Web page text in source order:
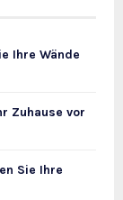
Ihre Wände
Zuhause vor
Sie Ihre